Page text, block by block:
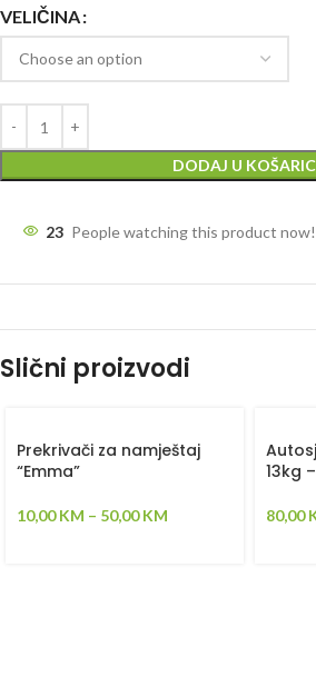
VELIČINA
DODAJ U
23 People watching this product now!
Slični proizvodi
Prekrivači za namještaj
“Emma”
10,00KM – 50,00KM
13kg
80,00